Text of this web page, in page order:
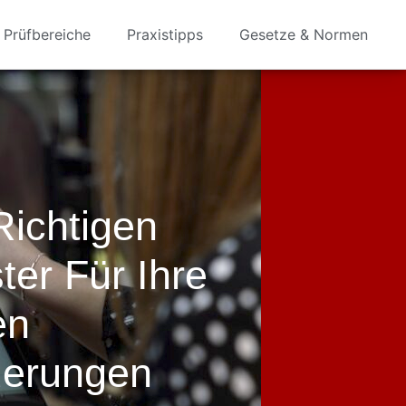
Prüfbereiche Praxistipps Gesetze & Normen
Für Ihre